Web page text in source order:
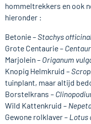
hommeltrekkers en ook
hieronder :
Betonie –Stachys
Grote Centaurie –
Marjolein – Origanum
Knopig Helmkruid –
tuinplant, maar altijd
Borstelkrans –
Wild Kattenkruid –
Gewone rolklaver – Lotus